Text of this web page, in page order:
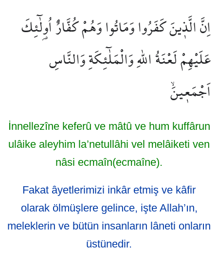
اِنَّ الَّذ۪ينَ كَفَرُوا وَمَاتُوا وَهُمْ كُفَّارٌ اُو۬لٰٓئِكَ
عَلَيْهِمْ لَعْنَةُ اللّٰهِ وَالْمَلٰٓئِكَةِ وَالنَّاسِ
اَجْمَع۪ينَۙ
İnnellezîne keferû ve mâtû ve hum kuffârun
ulâike aleyhim la’netullâhi vel melâiketi ven
nâsi ecmaîn(ecmaîne).
Fakat âyetlerimizi inkâr etmiş ve kâfir
olarak ölmüşlere gelince, işte Allah’ın,
meleklerin ve bütün insanların lâneti onların
üstünedir.